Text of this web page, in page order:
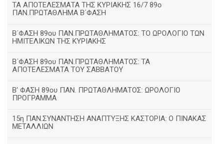
ΤΑ ΑΠΟΤΕΛΕΣΜΑΤΑ ΤΗΣ ΚΥΡΙΑΚΗΣ 16/7 89ο
ΠΑΝ.ΠΡΩΤΑΘΛΗΜΑ Β΄ΦΑΣΗ
Β΄ΦΑΣΗ 89ου ΠΑΝ.ΠΡΩΤΑΘΛΗΜΑΤΟΣ: ΤΟ ΩΡΟΛΟΓΙΟ ΤΩΝ
ΗΜΙΤΕΛΙΚΩΝ ΤΗΣ ΚΥΡΙΑΚΗΣ
Β΄ΦΑΣΗ 89ου ΠΑΝ.ΠΡΩΤΑΘΛΗΜΑΤΟΣ: ΤΑ
ΑΠΟΤΕΛΕΣΜΑΤΑ ΤΟΥ ΣΑΒΒΑΤΟΥ
Β' ΦΑΣΗ 89ου ΠΑΝ. ΠΡΩΤΑΘΛΗΜΑΤΟΣ: ΩΡΟΛΟΓΙΟ
ΠΡΟΓΡΑΜΜΑ
15η ΠΑΝ.ΣΥΝΑΝΤΗΣΗ ΑΝΑΠΤΥΞΗΣ ΚΑΣΤΟΡΙΑ: Ο ΠΙΝΑΚΑΣ
ΜΕΤΑΛΛΙΩΝ